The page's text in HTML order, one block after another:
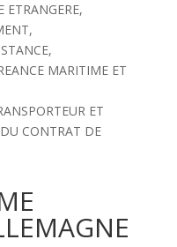
ETRANGERE,
MARITIME ET
ET
CONTRAT DE